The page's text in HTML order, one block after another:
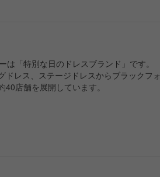
「特別な日のドレスブランド」です。
レス、ステージドレスからブラックフ
店舗を展開しています。